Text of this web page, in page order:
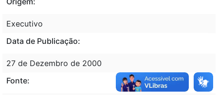
Executivo
Data de Publicação:
27 de Dezembro de 2000
Fonte: